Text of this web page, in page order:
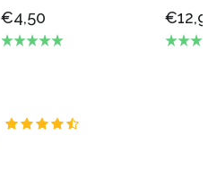
€4,50 €12,90